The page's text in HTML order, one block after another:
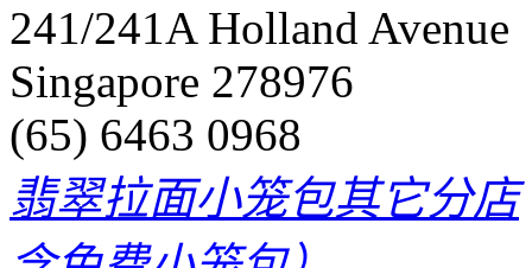
241/241A Holland Avenue
Singapore 278976
(65) 6463 0968
翡翠拉面小笼包其它分店